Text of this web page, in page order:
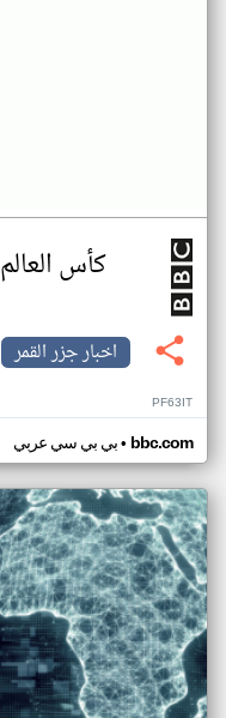
كأس العالم 2026
اخبار جزر القمر
PF63IT
بي بي سي عربي• bbc.com